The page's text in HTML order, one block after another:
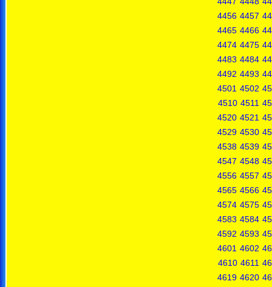
4456 4457
4465 4466
4474 4475
4483 4484
4492 4493
4501 4502
4510 4511
4520 4521
4529 4530
4538 4539
4547 4548
4556 4557
4565 4566
4574 4575
4583 4584
4592 4593
4601 4602
4610 4611
4619 4620